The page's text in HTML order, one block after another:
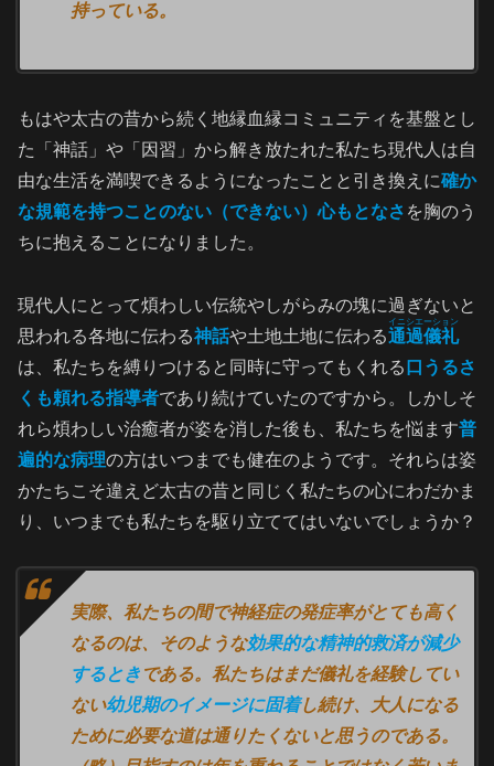
持っている。
もはや太古の昔から続く地縁血縁コミュニティを基盤とし
た「神話」や「因習」から解き放たれた私たち現代人は自
由な生活を満喫できるようになったことと引き換えに確か
な規範を持つことのない（できない）心もとなさ を胸のう
ちに抱えることになりました。
現代人にとって煩わしい伝統やしがらみの塊に過ぎないと
思われる各地に伝わる神話や土地土地に伝わる通過儀礼
イニシエーション
は、私たちを縛りつけると同時に守ってもくれる 口うるさ
くも頼れる指導者であり続けていたのですから。しかしそ
れら煩わしい治癒者が姿を消した後も、私たちを悩ます普
遍的な病理の方はいつまでも健在のようです。それらは姿
かたちこそ違えど太古の昔と同じく私たちの心にわだかま
り、いつまでも私たちを駆り立ててはいないでしょうか？
実際、私たちの間で神経症の発症率がとても高く
なるのは、そのような効果的な精神的救済が減少
するとき である。私たちはまだ儀礼を経験してい
ない幼児期のイメージに固着し続け、大人になる
ために必要な道は通りたくないと思うのである。